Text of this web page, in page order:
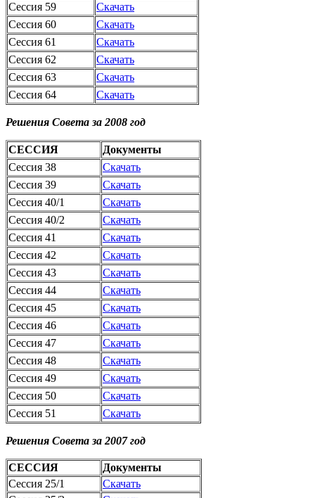
Сессия 59
Скачать
Сессия 60
Скачать
Сессия 61
Скачать
Сессия 62
Скачать
Сессия 63
Скачать
Сессия 64
Скачать
Решения Совета за 2008 год
СЕССИЯ
Документы
Сессия 38
Скачать
Сессия 39
Скачать
Сессия 40/1
Скачать
Сессия 40/2
Скачать
Сессия 41
Скачать
Сессия 42
Скачать
Сессия 43
Скачать
Сессия 44
Скачать
Сессия 45
Скачать
Сессия 46
Скачать
Сессия 47
Скачать
Сессия 48
Скачать
Сессия 49
Скачать
Сессия 50
Скачать
Сессия 51
Скачать
Решения Совета за 2007 год
СЕССИЯ
Документы
Сессия 25/1
Скачать